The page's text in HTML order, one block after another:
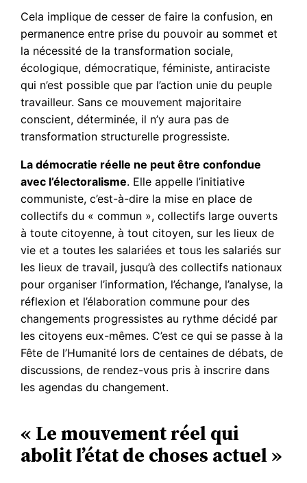
Cela implique de cesser de faire la confusion, en
permanence entre prise du pouvoir au sommet et
la nécessité de la transformation sociale,
écologique, démocratique, féministe, antiraciste
qui n’est possible que par l’action unie du peuple
travailleur. Sans ce mouvement majoritaire
conscient, déterminée, il n’y aura pas de
transformation structurelle progressiste.
La démocratie réelle ne peut être confondue
avec l’électoralisme. Elle appelle l’initiative
communiste, c’est-à-dire la mise en place de
collectifs du « commun », collectifs large ouverts
à toute citoyenne, à tout citoyen, sur les lieux de
vie et a toutes les salariées et tous les salariés sur
les lieux de travail, jusqu’à des collectifs nationaux
pour organiser l’information, l’échange, l’analyse, la
réflexion et l’élaboration commune pour des
changements progressistes au rythme décidé par
les citoyens eux-mêmes. C’est ce qui se passe à la
Fête de l’Humanité lors de centaines de débats, de
discussions, de rendez-vous pris à inscrire dans
les agendas du changement.
« Le mouvement réel qui
abolit l’état de choses actuel »